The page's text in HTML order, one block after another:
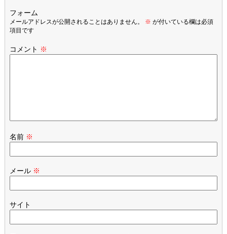
フォーム
メールアドレスが公開されることはありません。 ※ が付いている欄は必須
項目です
コメント ※
名前 ※
メール ※
サイト